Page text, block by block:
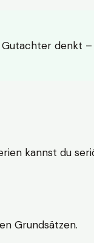
denkt
kannst du
Grundsätzen.